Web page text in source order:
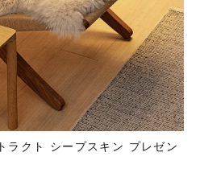
ラクト シープスキン プレゼン